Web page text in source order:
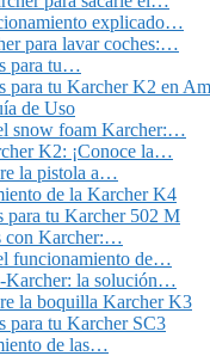
explicado…
para lavar coches:…
para tu…
para tu Karcher K2 en
de Uso
snow foam Karcher:…
K2: ¡Conoce la…
la pistola a…
de la Karcher K4
para tu Karcher 502 M
con Karcher:…
funcionamiento de…
Karcher: la solución…
la boquilla Karcher K3
para tu Karcher SC3
de las…